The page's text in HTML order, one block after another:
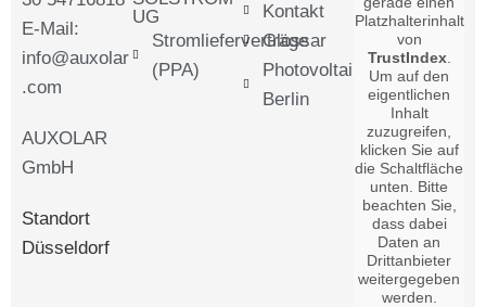
E-Mail:
info@auxolar
.com
AUXOLAR
GmbH
Standort
Düsseldorf
UG
Stromlieferverträge
(PPA)
Kontakt
Glossar
Photovoltaik
Berlin
Platzhalterinhalt
von
TrustIndex.
Um auf den
eigentlichen
Inhalt
zuzugreifen,
klicken Sie auf
die Schaltfläche
unten. Bitte
beachten Sie,
dass dabei
Daten an
Drittanbieter
weitergegeben
werden.